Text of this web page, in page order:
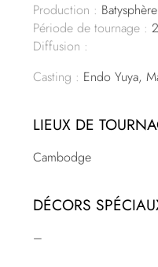
Production : Batysphère
Période de tournage :
Diffusion :
Casting : Endo Yuya,
LIEUX DE
Cambodge
DÉCORS
–